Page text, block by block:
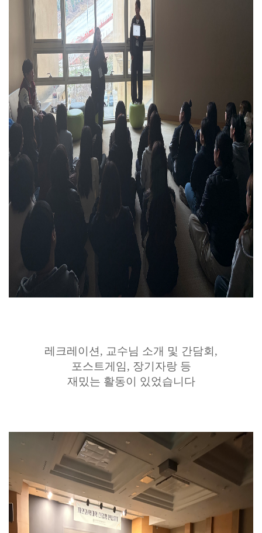
레크레이션, 교수님 소개 및 간담회,
포스트게임, 장기자랑 등
재밌는 활동이 있었습니다